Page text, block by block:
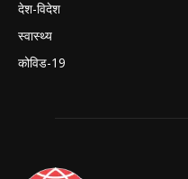
देश-विदेश
स्वास्थ्य
कोविड-19